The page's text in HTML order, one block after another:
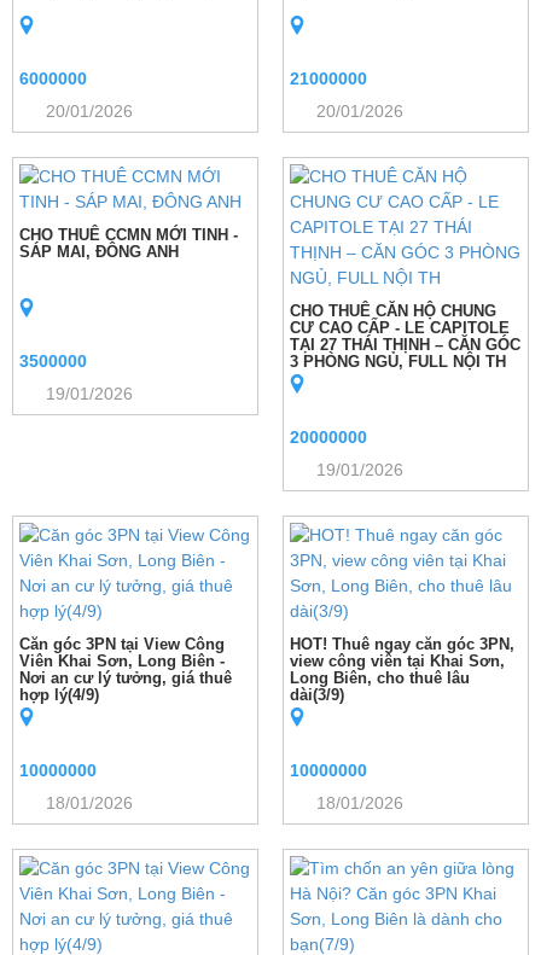
6000000
20/01/2026
21000000
20/01/2026
CHO THUÊ CCMN MỚI TINH -
SÁP MAI, ĐÔNG ANH
3500000
19/01/2026
CHO THUÊ CĂN HỘ CHUNG
CƯ CAO CẤP - LE CAPITOLE
TẠI 27 THÁI THỊNH – CĂN GÓC
3 PHÒNG NGỦ, FULL NỘI TH
20000000
19/01/2026
Căn góc 3PN tại View Công
Viên Khai Sơn, Long Biên -
Nơi an cư lý tưởng, giá thuê
hợp lý(4/9)
10000000
18/01/2026
HOT! Thuê ngay căn góc 3PN,
view công viên tại Khai Sơn,
Long Biên, cho thuê lâu
dài(3/9)
10000000
18/01/2026